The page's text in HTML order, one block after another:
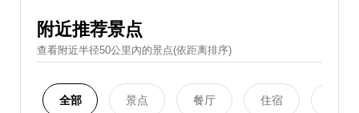
附近推荐景点
查看附近半径50公里內的景点(依距离排序)
全部 景点 餐厅 住宿